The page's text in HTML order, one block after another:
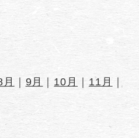
月 ｜ 9月 ｜ 10月 ｜ 11月
｜